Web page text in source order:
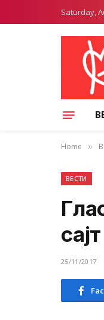
Saturday,
Home »
ВЕСТИ
25/11/2017